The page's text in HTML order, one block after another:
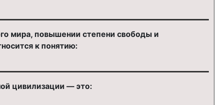
мира, повышении степени свободы и
к понятию:
цивилизации — это: